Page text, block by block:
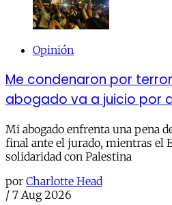
Opinión
Me condenaron por
abogado va a juicio por
Mi abogado enfrenta una pena
final ante el jurado, mientras el
solidaridad con Palestina
por Charlotte Head
/ 7 Aug 2026